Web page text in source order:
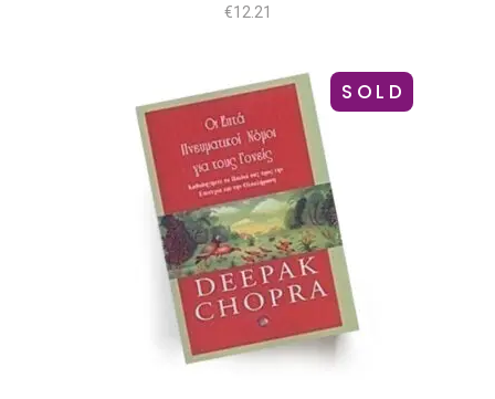
€12.21
SOLD